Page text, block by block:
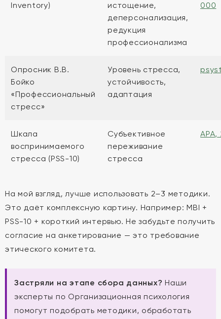
Inventory)
истощение,
деперсонализация,
редукция
профессионализма
000
Опросник В.В.
Бойко
«Профессиональный
стресс»
Уровень стресса,
устойчивость,
адаптация
Шкала
воспринимаемого
стресса (PSS-10)
Субъективное
переживание
стресса
APA,
На мой взгляд, лучше использовать 2–3 методики.
Это даёт комплексную картину. Например: MBI +
PSS-10 + короткий интервью. Не забудьте получить
согласие на анкетирование — это требование
этического комитета.
Застряли на этапе сбора данных? Наши
эксперты по Организационная психология
помогут подобрать методики, обработать